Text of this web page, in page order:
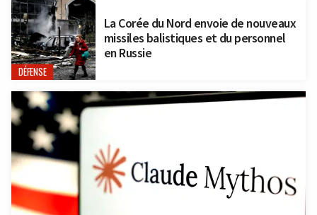
DÉFENSE
La Corée du Nord envoie de nouveaux
missiles balistiques et du personnel
en Russie